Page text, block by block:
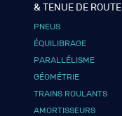
& TENUE DE ROUTE
PNEUS
ÉQUILIBRAGE
PARALLÉLISME
GÉOMÉTRIE
TRAINS ROULANTS
AMORTISSEURS